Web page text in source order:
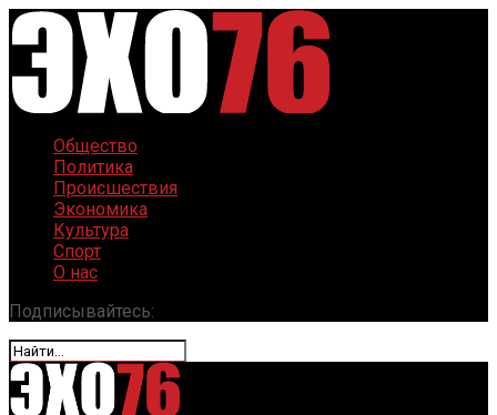
Общество
Политика
Происшествия
Экономика
Культура
Спорт
О нас
Подписывайтесь: